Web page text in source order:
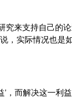
来支持自己的
，实际情况也是
而解决这一利